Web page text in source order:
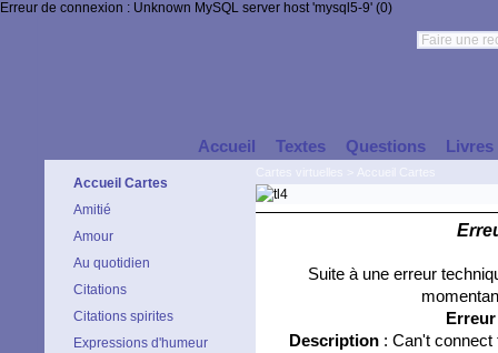
Erreur de connexion : Unknown MySQL server host 'mysql5-9' (0)
Accueil Textes Questions Livres
Accueil Cartes
Amitié
Amour
Au quotidien
Citations
Citations spirites
Expressions d'humeur
Suite à une erreur
Description: Can't connect